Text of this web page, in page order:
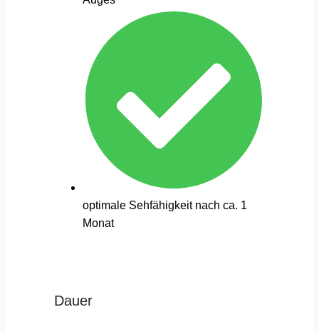
optimale Sehfähigkeit nach ca. 1
Monat
Dauer